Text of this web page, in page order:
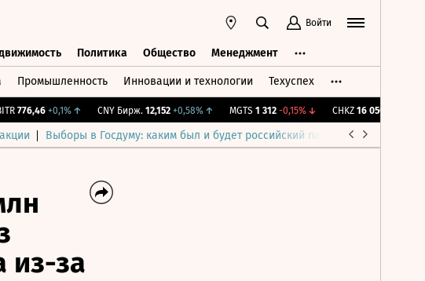
Войти
Политика Общество Менеджмент
Промышленность Инновации и технологии Техуспех
776,46 +0,1%↑ CNY Бирж. 12,152 +0,58%↑ MGTS 1 312 -0,15% ↓ CHKZ 16 050 -0,93%
Выборы в Госдуму: каким был и будет российский парламент
из-за